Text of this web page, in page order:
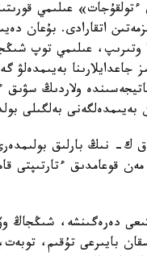
عىلىمي
اتقارادى. بۇعان
وتىرىپ، عىلىمي توپ
بەيىمدەلۋ
ولاردىڭ
بەيىمدەلگەنى بەلگىلى
ك- نىڭ بارلىق
مەن قوعامدىق ءتارتىپتى
دەرەگىنشە،
بايىرعى تۇقىم،